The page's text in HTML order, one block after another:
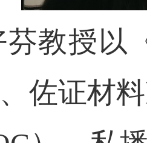
芬教授以
佐证材